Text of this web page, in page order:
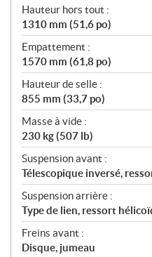
Hauteur hors tout :
1310 mm (51,6 po)
Empattement :
1570 mm (61,8 po)
Hauteur de selle :
855 mm (33,7 po)
Masse à vide :
230 kg (507 lb)
Suspension avant :
Télescopique inversé,
Suspension arrière :
Type de lien, ressort
Freins avant :
Disque, jumeau